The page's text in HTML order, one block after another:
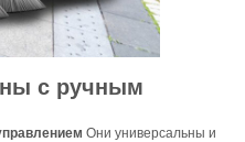
с ручным
Они универсальны и